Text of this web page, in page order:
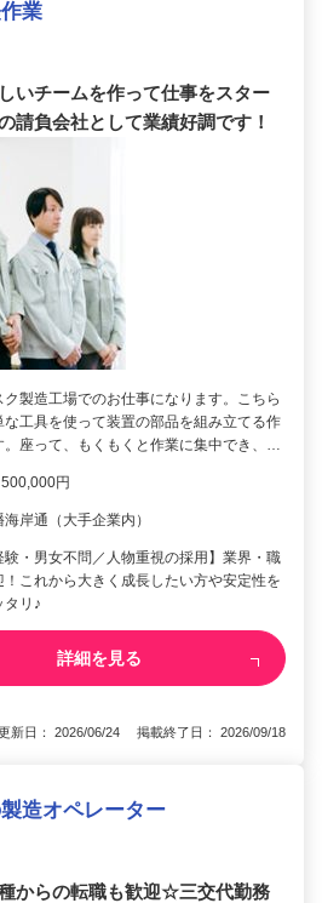
業
いチームを作って仕事をスター
請負会社として業績好調です！
製造工場でのお仕事になります。こちら
工具を使って装置の部品を組み立てる作
座って、もくもくと作業に集中でき、…
円
岸通（大手企業内）
験・男女不問／人物重視の採用】業界・職
これから大きく成長したい方や安定性を
タリ♪
詳細を見る
新日： 2026/06/24 掲載終了日： 2026/09/18
造オペレーター
からの転職も歓迎☆三交代勤務